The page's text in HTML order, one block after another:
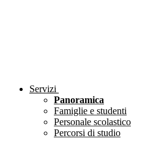
Servizi
Panoramica
Famiglie e studenti
Personale scolastico
Percorsi di studio